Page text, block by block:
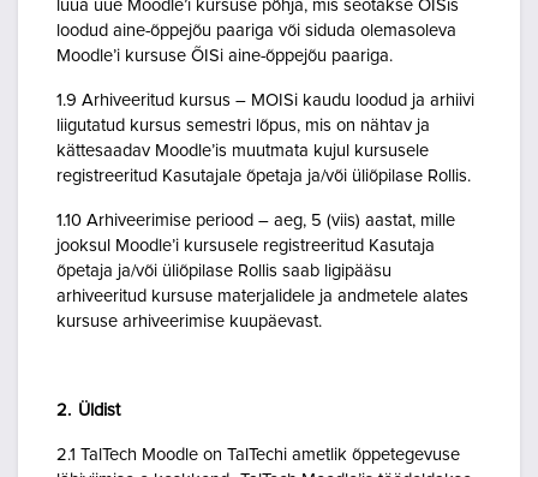
luua uue Moodle’i kursuse põhja, mis seotakse ÕISis
loodud aine-õppejõu paariga või siduda olemasoleva
Moodle’i kursuse ÕISi aine-õppejõu paariga.
1.9 Arhiveeritud kursus – MOISi kaudu loodud ja arhiivi
liigutatud kursus semestri lõpus, mis on nähtav ja
kättesaadav Moodle’is muutmata kujul kursusele
registreeritud Kasutajale õpetaja ja/või üliõpilase Rollis.
1.10 Arhiveerimise periood – aeg, 5 (viis) aastat, mille
jooksul Moodle’i kursusele registreeritud Kasutaja
õpetaja ja/või üliõpilase Rollis saab ligipääsu
arhiveeritud kursuse materjalidele ja andmetele alates
kursuse arhiveerimise kuupäevast.
2. Üldist
2.1 TalTech Moodle on TalTechi ametlik õppetegevuse